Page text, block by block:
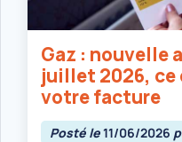
Gaz : nouvelle
juillet 2026, ce
votre facture
Posté le11/06/2026